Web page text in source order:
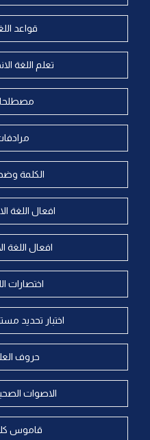
قواعد
تعلم اللغة
الكلمة
افعال اللغة
افعال اللغة
اختصارات
اختبار تحديد
حروف
الاصوات
قاموس